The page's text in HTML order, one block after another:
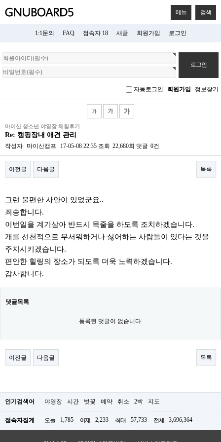
메뉴 검색
1:1문의 FAQ 접속자 18 새글 회원가입 로그인
회
원
로
자동로그인 회원가입 정보찾기
마이산 청소년 야영장 체험후기
Re: 캠핑장내 애견 관리
작성자 마이산캠프 17-05-08 22:35 조회 22,680회 댓글 0건
이전글 다음글 목록
그런 불편한 사안이 있었군요..
죄송합니다.
이번일을 계기삼아 반드시 목줄을 하도록 조치하겠습니다.
개를 선천적으로 무서워하거나 싫어하는 사람들이 있다는 것을
주지시키겠습니다.
편안한 힐링의 장소가 되도록 더욱 노력하겠습니다.
감사합니다.
댓글목록
등록된 댓글이 없습니다.
이전글 다음글 목록
인기검색어 야영장 시간 벗꽃 예약 취소 2박 지도
접속자집계 오늘 1,785 어제 2,233 최대 57,733 전체 3,696,364